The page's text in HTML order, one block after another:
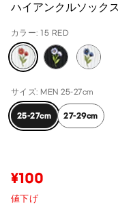
ハイアンクルソック
カラー: 15 RED
サイズ: MEN 25-27cm
25-27cm 27-29cm
¥100
値下げ